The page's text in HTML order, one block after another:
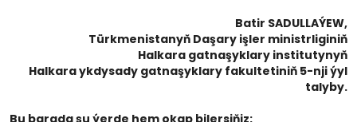
Batir SADULLAÝEW,
Türkmenistanyň Daşary işler ministrliginiň
Halkara gatnaşyklary institutynyň
Halkara ykdysady gatnaşyklary fakultetiniň 5-nji ýyl
talyby.
Bu barada şu ýerde hem okap bilersiňiz: